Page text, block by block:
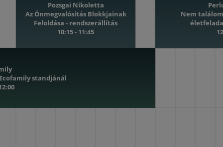
Pozsgai Nikoletta
Az Önmegvalósítás Blokkjainak
Feloldása - rendszerállítás
10:15 - 11:45
Nem
standjánál